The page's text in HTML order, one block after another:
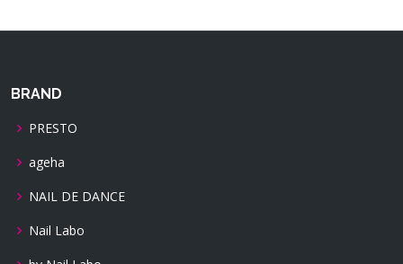
BRAND
PRESTO
ageha
NAIL DE DANCE
Nail Labo